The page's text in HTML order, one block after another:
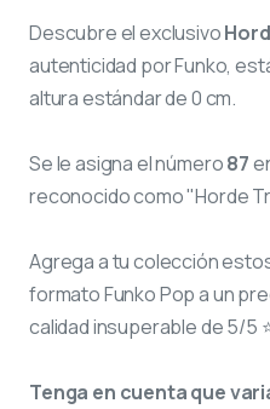
Descubre el exclusivo
autenticidad por Funko,
altura estándar de 0 cm.
Se le asigna el número87
reconocido como "Horde
Agrega a tu colección
formato Funko Pop a un
calidad insuperable de 5/5
Tenga en cuenta que